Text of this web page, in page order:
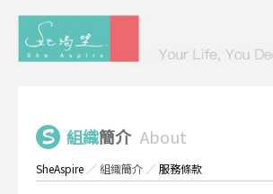
組織簡介 About
SheAspire ／組織簡介 ／服務條款